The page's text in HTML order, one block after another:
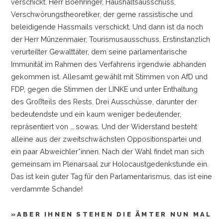
Verschwörungstheoretiker, der gerne rassistische und
beleidigende Hassmails verschickt. Und dann ist da noch
der Herr Münzenmaier, Tourismusausschuss. Erstinstanzlich
verurteilter Gewalttäter, dem seine parlamentarische
Immunität im Rahmen des Verfahrens irgendwie abhanden
gekommen ist. Allesamt gewählt mit Stimmen von AfD und
FDP, gegen die Stimmen der LINKE und unter Enthaltung
des Großteils des Rests. Drei Ausschüsse, darunter der
bedeutendste und ein kaum weniger bedeutender,
repräsentiert von
sowas. Und der Widerstand besteht
alleine aus der zweitschwächsten Oppositionspartei und
ein paar Abweichler*innen. Nach der Wahl findet man sich
gemeinsam im Plenarsaal zur Holocaustgedenkstunde ein.
Das ist kein guter Tag für den Parlamentarismus, das ist eine
verdammte Schande!
»ABER IHNEN STEHEN DIE ÄMTER NUN MAL